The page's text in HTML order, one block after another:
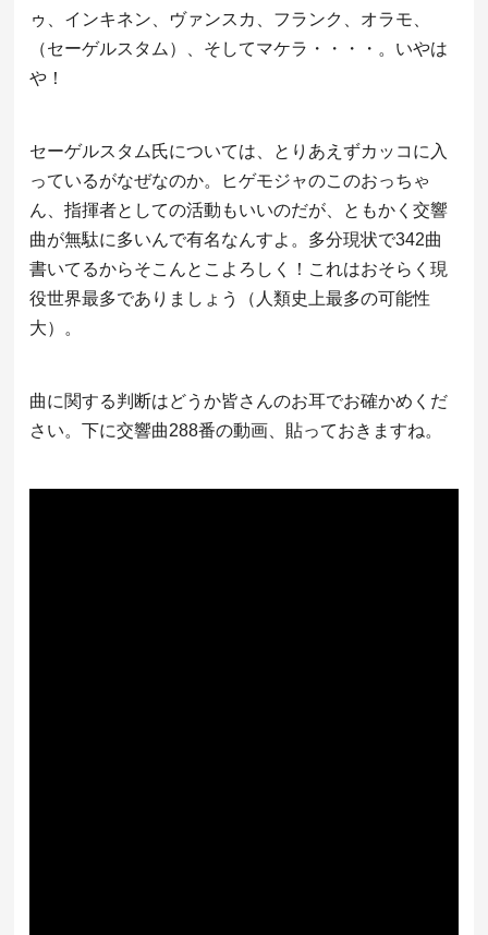
ゥ、インキネン、ヴァンスカ、フランク、オラモ、
（セーゲルスタム）、そしてマケラ・・・・。いやは
や！
セーゲルスタム氏については、とりあえずカッコに入
っているがなぜなのか。ヒゲモジャのこのおっちゃ
ん、指揮者としての活動もいいのだが、ともかく交響
曲が無駄に多いんで有名なんすよ。多分現状で342曲
書いてるからそこんとこよろしく！これはおそらく現
役世界最多でありましょう（人類史上最多の可能性
大）。
曲に関する判断はどうか皆さんのお耳でお確かめくだ
さい。下に交響曲288番の動画、貼っておきますね。